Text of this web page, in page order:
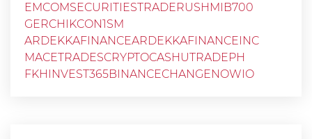
EMCOMSECURITIESTRADERUSH MIB700
GERCHIKCON1SM
ARDEKKAFINANCEARDEKKAFINANCEINC
MACETRADESCRYPTOCASHUTRADEPH
FKHINVEST365BINANCECHANGENOWIO